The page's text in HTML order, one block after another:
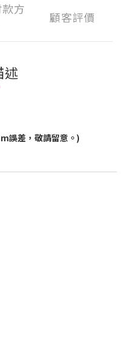
方
顧客評價
述
誤差，敬請留意。 )